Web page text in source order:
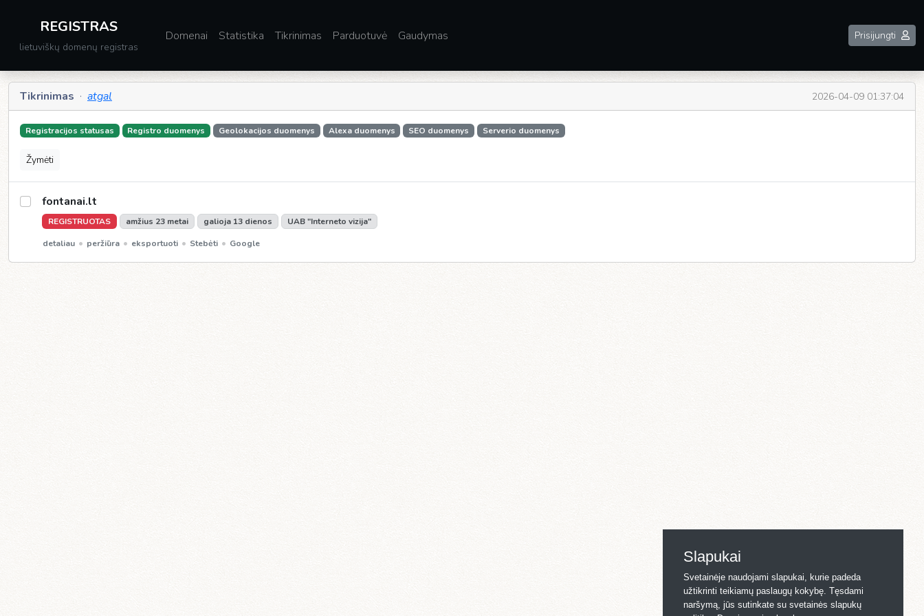
REGISTRAS
lietuviškų domenų registras
Domenai Statistika Tikrinimas Parduotuvė Gaudymas Prisijungti
Tikrinimas · atgal 2026-04-09 01:37:04
Registracijos statusas Registro duomenys Geolokacijos duomenys Alexa duomenys SEO duomenys Serverio duomenys
Žymėti
fontanai.lt
REGISTRUOTAS amžius 23 metai galioja 13 dienos
UAB "Interneto vizija"
detaliau • peržiūra • eksportuoti • Stebėti • Google
Slapukai
Svetainėje naudojami slapukai, kurie padeda
užtikrinti teikiamų paslaugų kokybę. Tęsdami
naršymą, jūs sutinkate su svetainės slapukų